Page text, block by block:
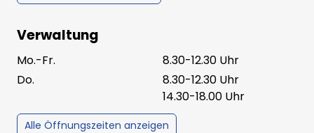
Verwaltung
Mo.-Fr.
8.30-12.30 Uhr
Do.
8.30-12.30 Uhr
14.30-18.00 Uhr
Alle Öffnungszeiten anzeigen